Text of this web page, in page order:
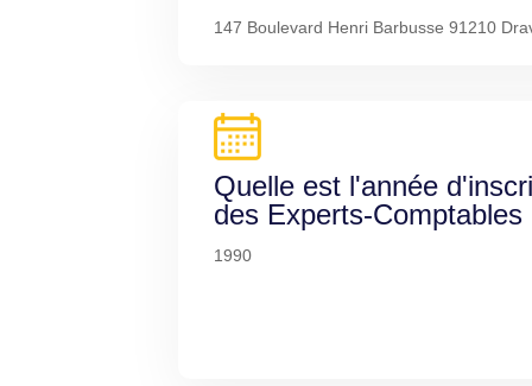
147 Boulevard Henri Barbusse 91210
Quelle est l'année
des Experts-Comptables
1990